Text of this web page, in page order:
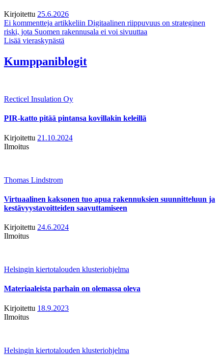
Kirjoitettu 25.6.2026
Ei kommentteja artikkeliin Digitaalinen riippuvuus on strateginen
riski, jota Suomen rakennusala ei voi sivuuttaa
Lisää vieraskynästä
Kumppaniblogit
Recticel Insulation Oy
PIR-katto pitää pintansa kovillakin keleillä
Kirjoitettu 21.10.2024
Ilmoitus
Thomas Lindstrom
Virtuaalinen kaksonen tuo apua rakennuksien suunnitteluun ja
kestävyystavoitteiden saavuttamiseen
Kirjoitettu 24.6.2024
Ilmoitus
Helsingin kiertotalouden klusteriohjelma
Materiaaleista parhain on olemassa oleva
Kirjoitettu 18.9.2023
Ilmoitus
Helsingin kiertotalouden klusteriohjelma